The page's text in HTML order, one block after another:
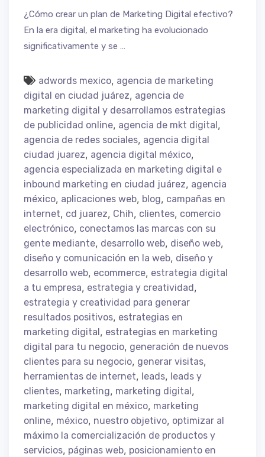
¿Cómo crear un plan de Marketing Digital efectivo?
En la era digital, el marketing ha evolucionado
significativamente y se …
adwords mexico, agencia de marketing
digital en ciudad juárez, agencia de
marketing digital y desarrollamos estrategias
de publicidad online, agencia de mkt digital ,
agencia de redes sociales, agencia digital
ciudad juarez, agencia digital méxico,
agencia especializada en marketing digital e
inbound marketing en ciudad juárez, agencia
méxico, aplicaciones web, blog, campañas en
internet, cd juarez, Chih, clientes, comercio
electrónico, conectamos las marcas con su
gente mediante, desarrollo web, diseño web,
diseño y comunicación en la web, diseño y
desarrollo web, ecommerce, estrategia digital
a tu empresa, estrategia y creatividad ,
estrategia y creatividad para generar
resultados positivos, estrategias en
marketing digital , estrategias en marketing
digital para tu negocio, generación de nuevos
clientes para su negocio, generar visitas,
herramientas de internet, leads, leads y
clientes, marketing, marketing digital ,
marketing digital en méxico, marketing
online, méxico, nuestro objetivo, optimizar al
máximo la comercialización de productos y
servicios, páginas web, posicionamiento en